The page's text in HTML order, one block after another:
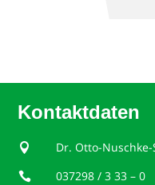
Kontaktdaten
 Dr. Otto-
 037298 / 3 33 – 0